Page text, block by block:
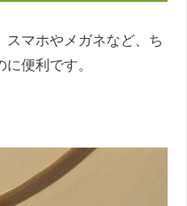
スマホやメガネなど、ち
便利です。